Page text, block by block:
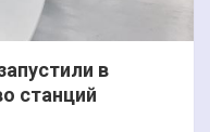
в
станций